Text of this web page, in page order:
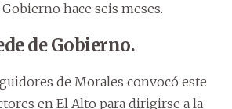
hace seis meses.
de Gobierno.
de Morales convocó este
en El Alto para dirigirse a la